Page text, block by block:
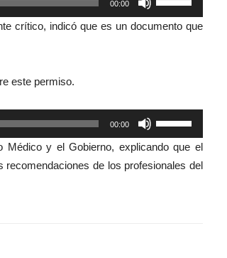
00:00
las
teclas
para
aumentar
o
disminuir
crítico, indicó que es un documento que
este permiso.
00:00
las
teclas
de
Médico y el Gobierno, explicando que el
de los profesionales del